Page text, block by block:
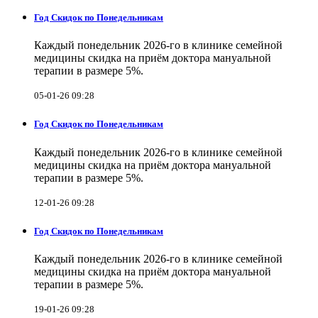
Год Скидок по Понедельникам
Каждый понедельник 2026-го в клинике семейной
медицины скидка на приём доктора мануальной
терапии в размере 5%.
05-01-26 09:28
Год Скидок по Понедельникам
Каждый понедельник 2026-го в клинике семейной
медицины скидка на приём доктора мануальной
терапии в размере 5%.
12-01-26 09:28
Год Скидок по Понедельникам
Каждый понедельник 2026-го в клинике семейной
медицины скидка на приём доктора мануальной
терапии в размере 5%.
19-01-26 09:28